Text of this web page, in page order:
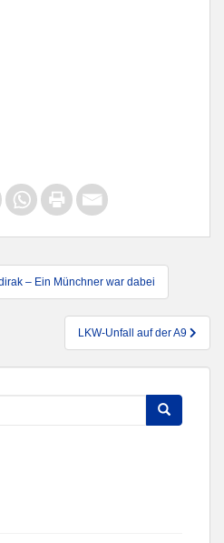
– Ein Münchner war dabei
LKW-Unfall auf der A9